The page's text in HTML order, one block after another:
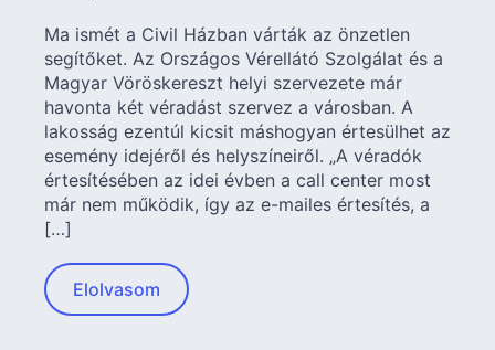
Ma ismét a Civil Házban várták az önzetlen
segítőket. Az Országos Vérellátó Szolgálat és a
Magyar Vöröskereszt helyi szervezete már
havonta két véradást szervez a városban. A
lakosság ezentúl kicsit máshogyan értesülhet az
esemény idejéről és helyszíneiről. „A véradók
értesítésében az idei évben a call center most
már nem működik, így az e-mailes értesítés, a
[…]
Elolvasom